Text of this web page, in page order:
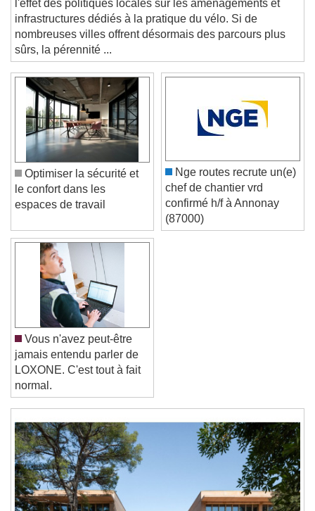
Text
Color
Text Background
Color Opacity
Caption Area Background
Color
Font Size
Text Edge Style
Font Family
Reset
Done
Close Modal Dialog
End of dialog window.
l'effet des politiques locales sur les aménagements et
infrastructures dédiés à la pratique du vélo. Si de
nombreuses villes offrent désormais des parcours plus
sûrs, la pérennité ...
Optimiser la sécurité et
le confort dans les
Nge routes recrute un(e)
chef de chantier vrd
confirmé h/f à Annonay
(87000)
Vous n'avez peut-être
jamais entendu parler de
LOXONE. C'est tout à fait
normal.